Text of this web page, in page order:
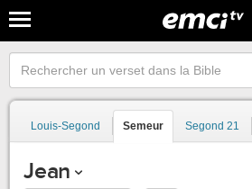
Louis-Segond Semeur Segond 21
Jean